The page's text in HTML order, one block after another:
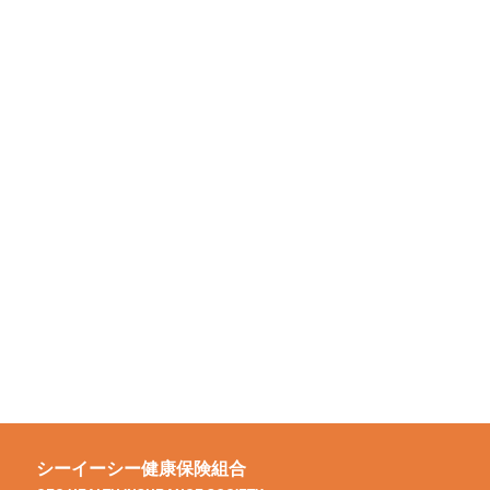
シーイーシー健康保険組合